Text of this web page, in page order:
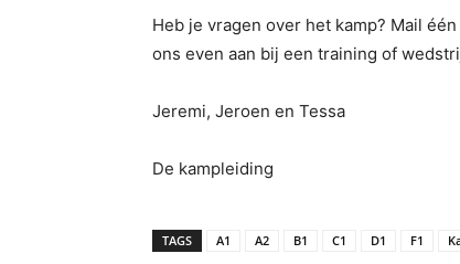
Heb je vragen over het kamp? Mail
ons even aan bij een training of
Jeremi, Jeroen en Tessa
De kampleiding
TAGS A1 A2 B1 C1 D1 F1